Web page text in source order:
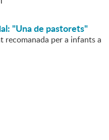
"Una de pastorets"
recomanada per a infants a